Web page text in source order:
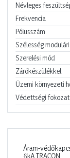
Névleges
Frekvencia
Pólusszám
Szélesség
Szerelési mód
Zárókészülékkel
Üzemi környezeti
Védettségi fokozat
Áram-
6kA TRACON